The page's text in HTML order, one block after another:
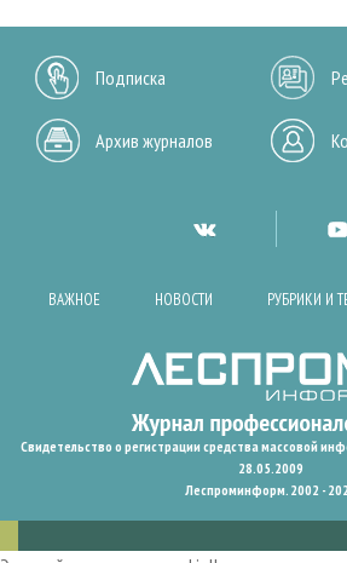
Подписка
Архив журналов
ВАЖНОЕ НОВОСТИ РУБРИКИ И
Свидетельство о регистрации средства массовой
28.05.2009
Леспроминформ. 2002 -